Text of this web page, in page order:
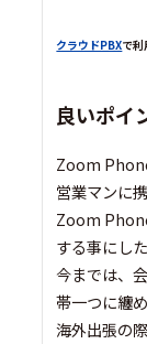
クラウドPBXで利
良いポイ
Zoom
営業マンに
Zoom
する事にし
今までは、
帯一つに纏
海外出張の